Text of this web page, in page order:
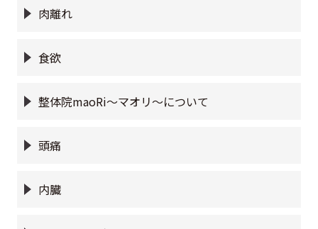
肉離れ
食欲
整体院maoRi〜マオリ〜について
頭痛
内臓